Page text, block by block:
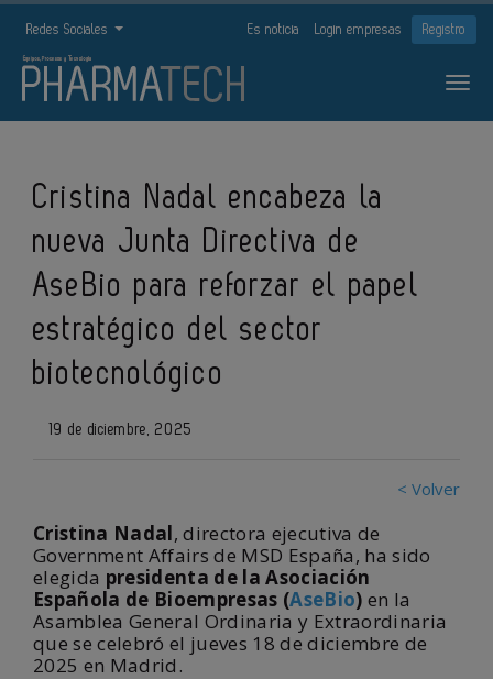
Redes Sociales Es noticia Login empresas Registro
Cristina Nadal encabeza la
nueva Junta Directiva de
AseBio para reforzar el papel
estratégico del sector
biotecnológico
19 de diciembre, 2025
< Volver
Cristina Nadal, directora ejecutiva de
Government Affairs de MSD España, ha sido
elegida presidenta de la Asociación
Española de Bioempresas (AseBio) en la
Asamblea General Ordinaria y Extraordinaria
que se celebró el jueves 18 de diciembre de
2025 en Madrid.